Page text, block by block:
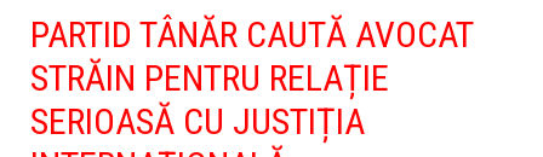
PARTID TÂNĂR CAUTĂ AVOCAT
STRĂIN PENTRU RELAȚIE
SERIOASĂ CU JUSTIȚIA